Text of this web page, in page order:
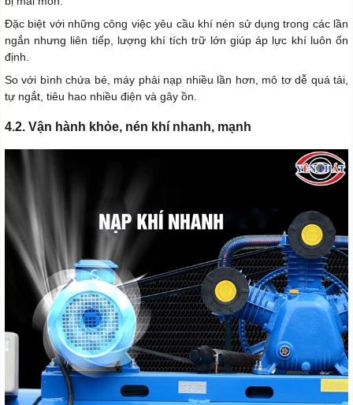
Đặc biệt với những công việc yêu cầu khí nén sử dụng trong các lần
ngắn nhưng liên tiếp, lượng khí tích trữ lớn giúp áp lực khí luôn ổn
định.
So với bình chứa bé, máy phải nạp nhiều lần hơn, mô tơ dễ quá tải,
tự ngắt, tiêu hao nhiều điện và gây ồn.
4.2. Vận hành khỏe, nén khí nhanh, mạnh